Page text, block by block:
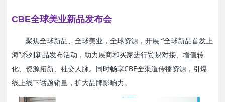
CBE全球美业新品发布会
聚焦全球新品、全球美业，全球资源，开展 “全球新品首发上
海”系列新品发布活动，助力展商和买家进行贸易对接、增值转
化、资源拓新、社交人脉。 同时畅享CBE全渠道传播资源，引爆
线上线下话题销量，扩大品牌影响力。